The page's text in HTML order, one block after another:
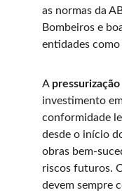
as normas da
Bombeiros e
entidades como
A
investimento
conformidade
desde o início
obras bem-
riscos futuros.
devem sempre